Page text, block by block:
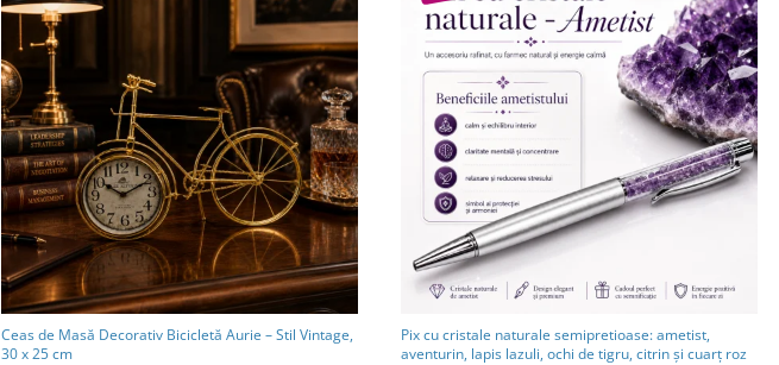
Ceas de Masă Decorativ Bicicletă Aurie – Stil Vintage,
30 x 25 cm
Pix cu cristale naturale semipretioase: ametist,
aventurin, lapis lazuli, ochi de tigru, citrin și cuarț roz